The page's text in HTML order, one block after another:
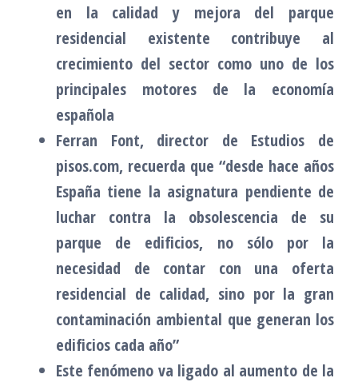
en la calidad y mejora del parque
residencial existente contribuye al
crecimiento del sector como uno de los
principales motores de la economía
española
Ferran Font, director de Estudios de
pisos.com, recuerda que “desde hace años
España tiene la asignatura pendiente de
luchar contra la obsolescencia de su
parque de edificios, no sólo por la
necesidad de contar con una oferta
residencial de calidad, sino por la gran
contaminación ambiental que generan los
edificios cada año”
Este fenómeno va ligado al aumento de la